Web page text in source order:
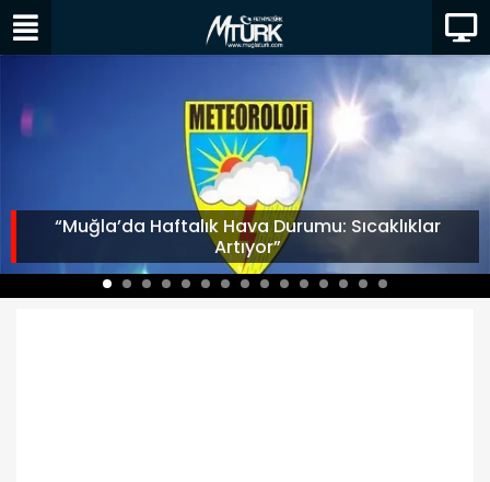
“Muğla’da Haftalık Hava Durumu: Sıcaklıklar
Artıyor”